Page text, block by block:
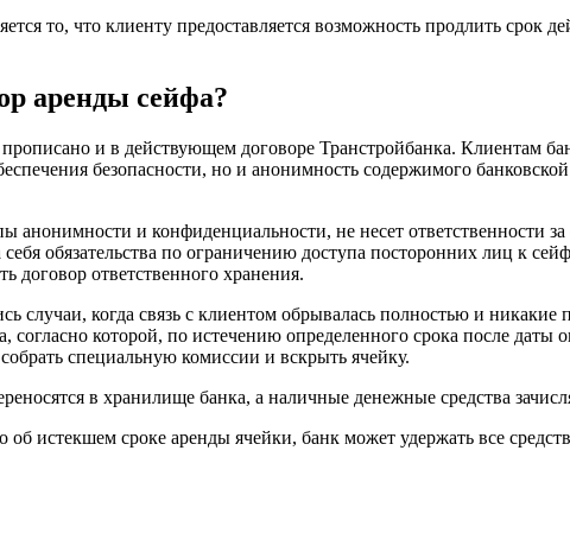
то, что клиенту предоставляется возможность продлить срок
аренды сейфа?
и в действующем договоре Транстройбанка. Клиентам
безопасности, но и анонимность содержимого
и конфиденциальности, не несет ответственности
обязательства по ограничению доступа посторонних лиц к
договор ответственного хранения.
когда связь с клиентом обрывалась полностью и никакие
которой, по истечению определенного срока после даты
специальную комиссии и вскрыть ячейку.
в хранилище банка, а наличные денежные средства
об истекшем сроке аренды ячейки, банк может удержать все